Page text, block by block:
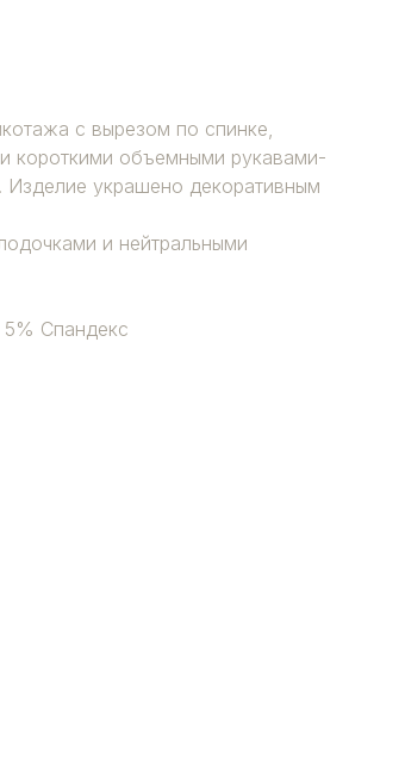
с вырезом по спинке,
короткими объемными рукавами-
Изделие украшено декоративным
и нейтральными
Спандекс